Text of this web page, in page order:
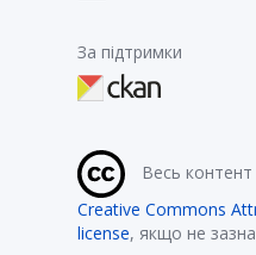
За підтримки
Весь контент
Creative Commons
license, якщо не